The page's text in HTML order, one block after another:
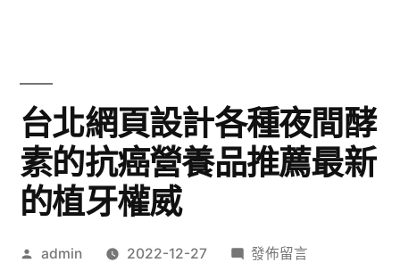
台北網頁設計各種夜間酵
素的抗癌營養品推薦最新
的植牙權威
作
admin 2022-12-27
在
發佈留言